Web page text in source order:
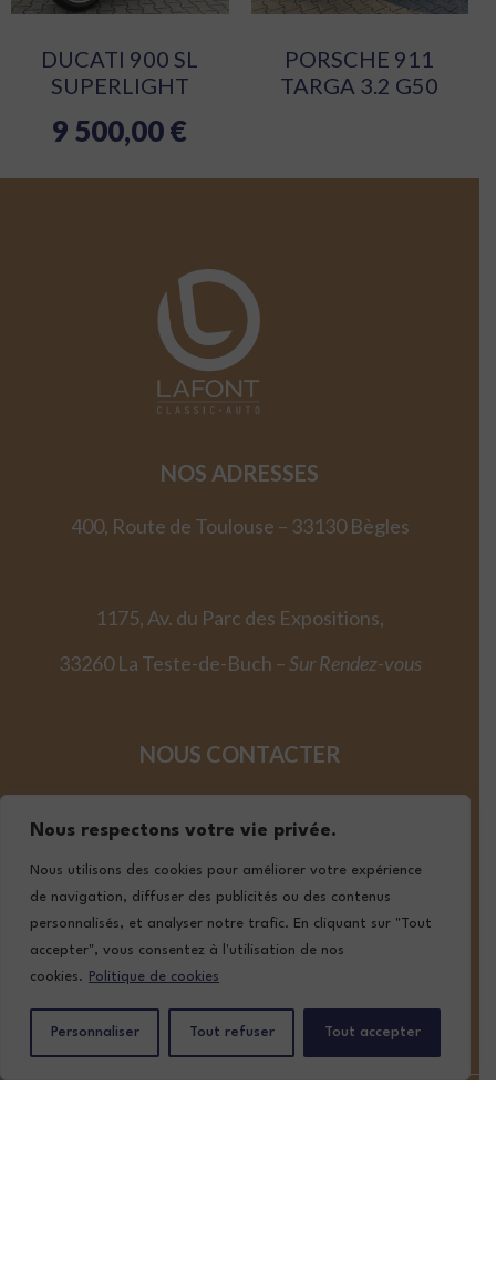
Nous respectons votre vie privée.
Nous utilisons des cookies pour améliorer votre expérience
de navigation, diffuser des publicités ou des contenus
personnalisés, et analyser notre trafic. En cliquant sur "Tout
accepter", vous consentez à l'utilisation de nos
cookies.
Politique de cookies
Personnaliser Tout refuser Tout accepter
DUCATI 900 SL
SUPERLIGHT
9 500,00€
PORSCHE 911
TARGA 3.2 G50
NOS ADRESSES
400, Route de Toulouse – 33130 Bègles
1175, Av. du Parc des Expositions,
33260 La Teste-de-Buch –Sur Rendez-vous
NOUS CONTACTER
contact@lafont-classic-auto.com
SUIVEZ-NOUS